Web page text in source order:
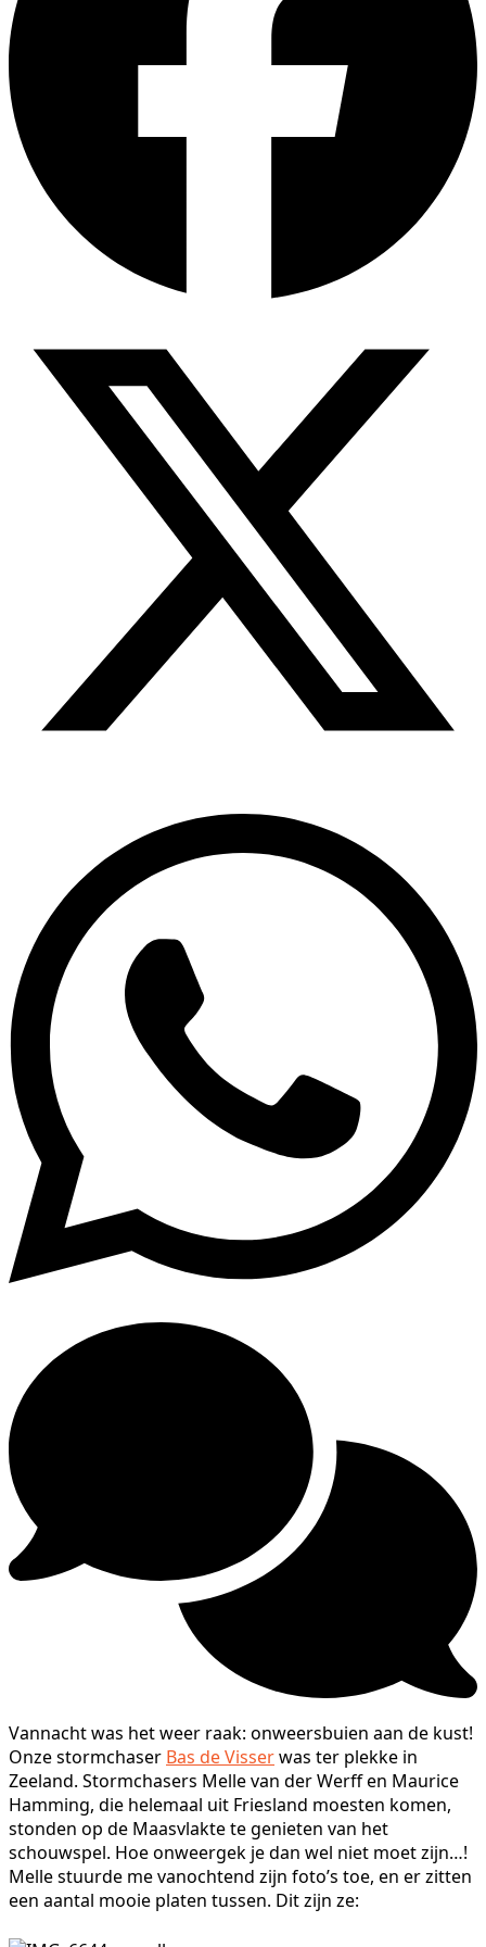
Vannacht was het weer raak: onweersbuien aan de kust!
Onze stormchaser Bas de Visserwas ter plekke in
Zeeland. Stormchasers Melle van der Werff en Maurice
Hamming, die helemaal uit Friesland moesten komen,
stonden op de Maasvlakte te genieten van het
schouwspel. Hoe onweergek je dan wel niet moet zijn…!
Melle stuurde me vanochtend zijn foto’s toe, en er zitten
een aantal mooie platen tussen. Dit zijn ze: